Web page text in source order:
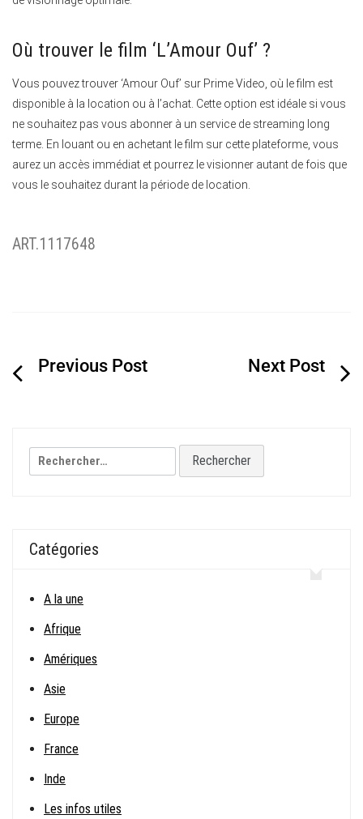
Où trouver le film ‘L’Amour Ouf’ ?
Vous pouvez trouver ‘Amour Ouf’ sur Prime Video, où le film est
disponible à la location ou à l’achat. Cette option est idéale si vous
ne souhaitez pas vous abonner à un service de streaming long
terme. En louant ou en achetant le film sur cette plateforme, vous
aurez un accès immédiat et pourrez le visionner autant de fois que
vous le souhaitez durant la période de location.
ART.1117648
Navigation
Rechercher :
Catégories
A la une
Afrique
Amériques
Asie
Europe
France
Inde
Les infos utiles